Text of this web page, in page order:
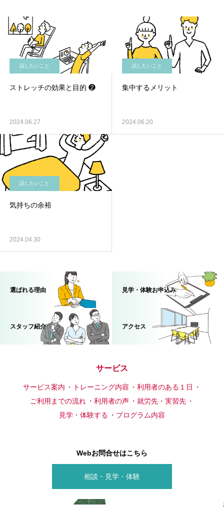
話したいこと
ストレッチの効果と目的 ❷
2024.06.27
話したいこと
集中するメリット
2024.06.20
話したいこと
気持ちの余裕
2024.04.30
選ばれる理由 見学・体験お申込み
スタッフ紹介 アクセス
サービス
サービス案内 トレーニング内容
利用者のある１日
ご利用までの流れ
利用者の声
就労先・実習先
見学・体験する
プログラム内容
Webお問合せはこちら
相談・見学・体験